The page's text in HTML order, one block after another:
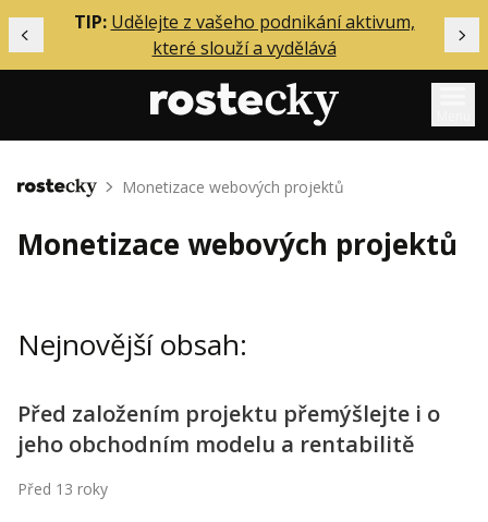
Předchozí
TIP: Udělejte z vašeho podnikání aktivum,
které slouží a vydělává
Mentoring
Solo
Inzerce
Přihlášení
Kontakt
Domů Monetizace webových projektů
Monetizace webových projektů
Nejnovější obsah:
Před založením projektu přemýšlejte i o
jeho obchodním modelu a rentabilitě
Před 13 roky